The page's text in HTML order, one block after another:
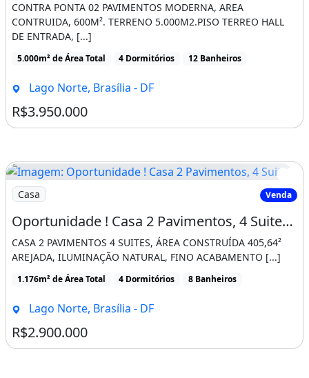
CONTRA PONTA 02 PAVIMENTOS MODERNA, AREA
CONTRUIDA, 600M². TERRENO 5.000M2.PISO TERREO HALL
DE ENTRADA, [...]
5.000m² de Área Total 4 Dormitórios 12 Banheiros
Lago Norte, Brasília - DF
R$3.950.000
Imagem: Oportunidade ! Casa 2 Pavimentos, 4 Suites
Casa Venda
Oportunidade ! Casa 2 Pavimentos, 4 Suites, Espaço Gourmet, Lago Norte, Brasilia, Shin
CASA 2 PAVIMENTOS 4 SUITES, ÁREA CONSTRUÍDA 405,64²
AREJADA, ILUMINAÇÃO NATURAL, FINO ACABAMENTO [...]
1.176m² de Área Total 4 Dormitórios 8 Banheiros
Lago Norte, Brasília - DF
R$2.900.000